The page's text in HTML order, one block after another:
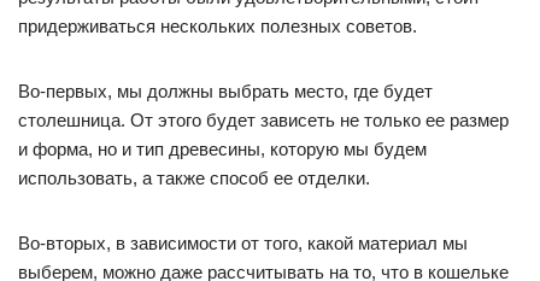
придерживаться нескольких полезных советов.
Во-первых, мы должны выбрать место, где будет
столешница. От этого будет зависеть не только ее размер
и форма, но и тип древесины, которую мы будем
использовать, а также способ ее отделки.
Во-вторых, в зависимости от того, какой материал мы
выберем, можно даже рассчитывать на то, что в кошельке